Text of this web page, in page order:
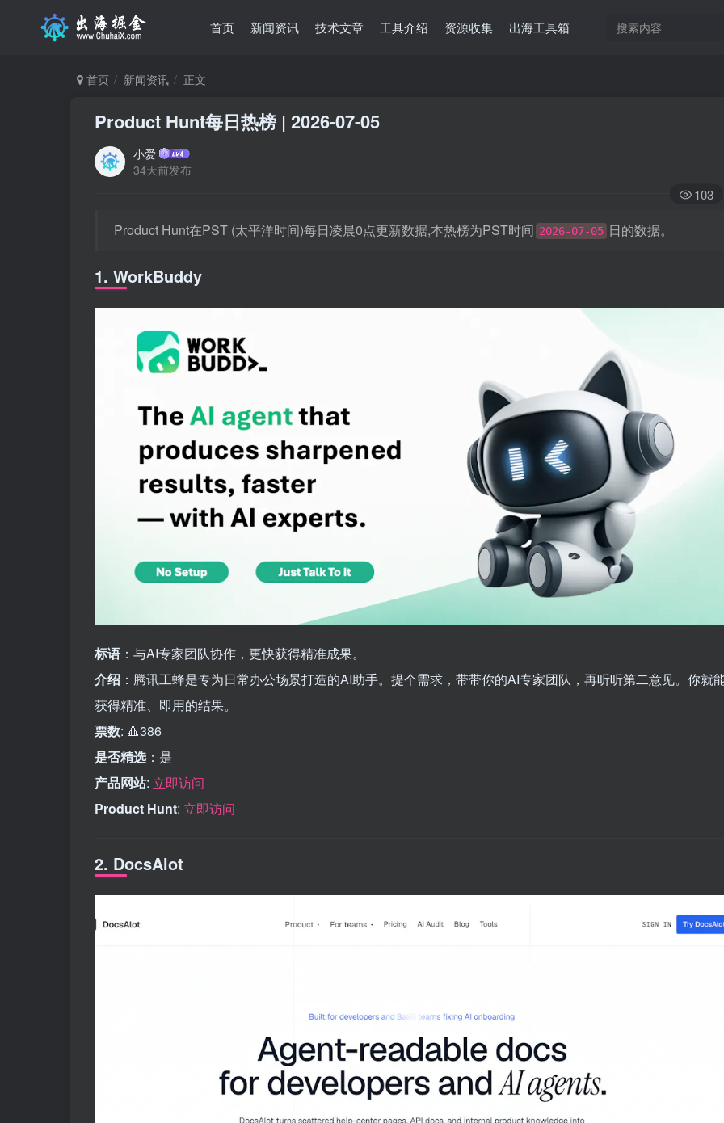
首页 新闻资讯 技术文章 工具介绍 资源收集 出海工具箱
首页 新闻资讯 正文
Product Hunt每日热榜 | 2026-07-05
小爱
34天前发布
103
Product Hunt在PST (太平洋时间)每日凌晨0点更新数据,本热榜为PST时间 2026-07-05 日的数据。
1. WorkBuddy
标语 ：与AI专家团队协作，更快获得精准成果。
介绍 ：腾讯工蜂是专为日常办公场景打造的AI助手。提个需求，带带你的AI专家团队，再听听第二意见。你就
获得精准、即用的结果。
票数: 🔺386
是否精选：是
产品网站: 立即访问
Product Hunt: 立即访问
2. DocsAlot